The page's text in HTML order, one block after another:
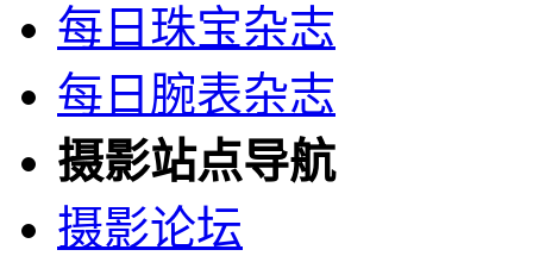
每日珠宝杂志
每日腕表杂志
摄影站点导航
摄影论坛